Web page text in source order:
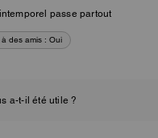
passe partout
des amis : Oui
a-t-il été utile ?